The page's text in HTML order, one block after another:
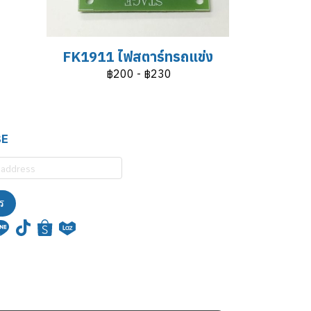
FK1911 ไฟสตาร์ทรถแข่ง
฿200 - ฿230